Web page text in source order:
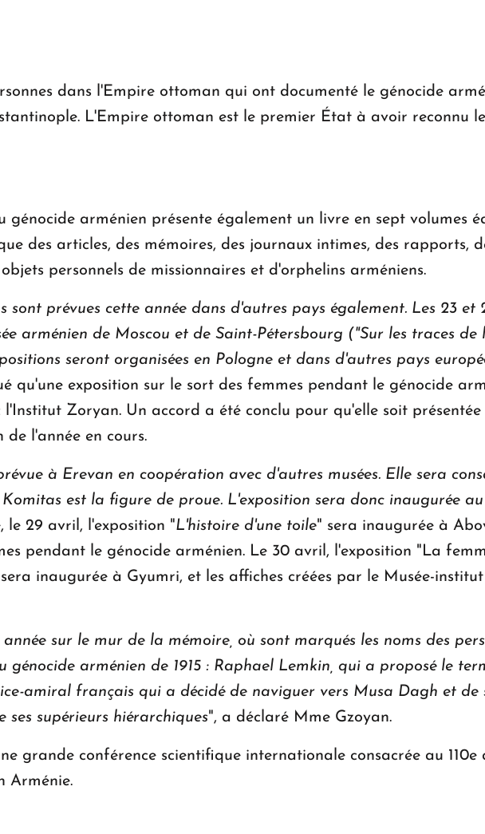
dans l'Empire ottoman qui ont documenté le génocide
L'Empire ottoman est le premier État à avoir reconnu
génocide arménien présente également un livre en sept volumes
des articles, des mémoires, des journaux intimes, des rapports,
personnels de missionnaires et d'orphelins arméniens.
sont prévues cette année dans d'autres pays également. Les 23 et
arménien de Moscou et de Saint-Pétersbourg ("Sur les traces
seront organisées en Pologne et dans d'autres pays
qu'une exposition sur le sort des femmes pendant le génocide
Zoryan. Un accord a été conclu pour qu'elle soit
l'année en cours.
à Erevan en coopération avec d'autres musées. Elle sera
est la figure de proue. L'exposition sera donc inaugurée
le 29 avril, l'exposition "L'histoire d'une toile" sera inaugurée à
pendant le génocide arménien. Le 30 avril, l'exposition "La
inaugurée à Gyumri, et les affiches créées par le Musée-
sur le mur de la mémoire, où sont marqués les noms des
génocide arménien de 1915 : Raphael Lemkin, qui a proposé le
amiral français qui a décidé de naviguer vers Musa Dagh et
supérieurs hiérarchiques", a déclaré Mme Gzoyan.
grande conférence scientifique internationale consacrée au 110e
Arménie.